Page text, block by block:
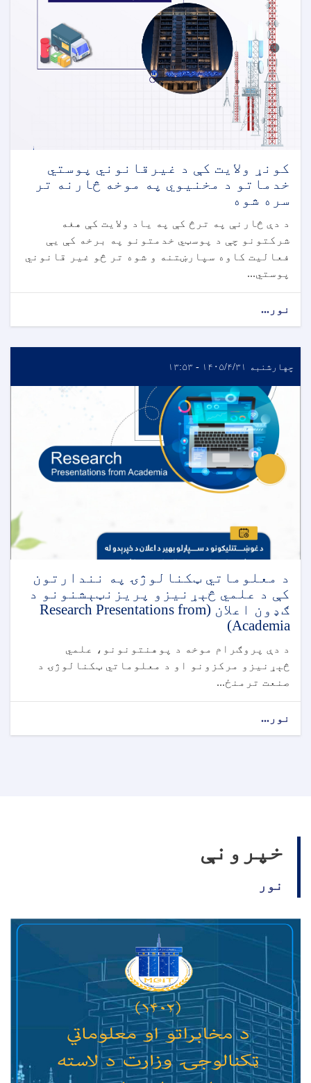
کونړ ولایت کې د غیرقانوني پوستي
خدماتو د مخنیوي په موخه څارنه تر
سره شوه
د دې څارنې په ترڅ کې په یاد ولایت کې هغه
شرکتونو چې د پوسټي خدمتونو په برخه کې یې
فعالیت کاوه سپارښتنه و شوه تر څو غیر قانوني
پوستي...
نور...
چهارشنبه ۱۴۰۵/۴/۳۱ - ۱۳:۵۳
د معلوماتي ټکنالوژۍ په نندارتون
کې د علمي څېړنیزو پریزنټېشنونو د
ګډون اعلان (Research Presentations from
Academia)
د دې پروګرام موخه د پوهنتونونو، علمي
څېړنیزو مرکزونو او د معلوماتي ټکنالوژۍ د
صنعت ترمنځ...
نور...
خپرونې
نور